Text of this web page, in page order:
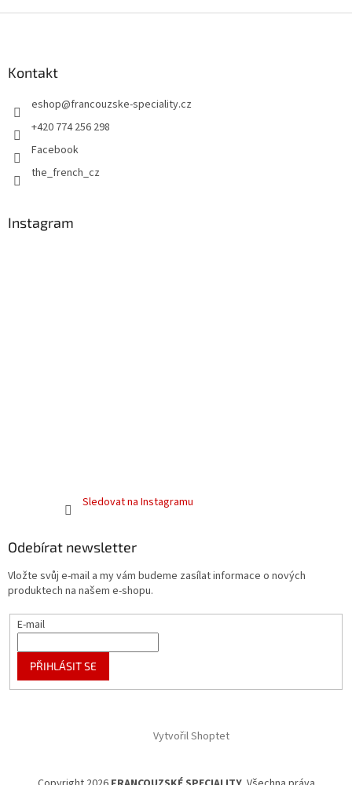
Kontakt
eshop@francouzske-speciality.cz
+420 774 256 298
Facebook
the_french_cz
Instagram
Sledovat na Instagramu
Odebírat newsletter
Vložte svůj e-mail a my vám budeme zasílat informace o nových
produktech na našem e-shopu.
E-mail
PŘIHLÁSIT SE
Vytvořil Shoptet